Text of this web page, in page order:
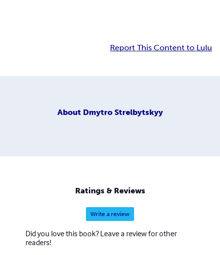
Report This Content to Lulu
About Dmytro Strelbytskyy
Ratings & Reviews
Write a review
Did you love this book? Leave a review for other
readers!